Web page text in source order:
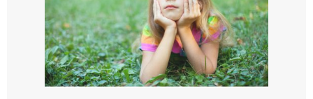
d’agriculture la dernière mascarade des
institutions viticoles girondines.
Listrac : vignes traitées aux pesticides de
synthèse, les habitants trinquent.
Fonds d’indemnisation des victimes des
pesticides : ma réponse au député Benoit
Simian.
Conditions de travail : les Troubles Musculo
Squelettiques ne sont pas une fatalité !
Une concertation sur l’exposition des